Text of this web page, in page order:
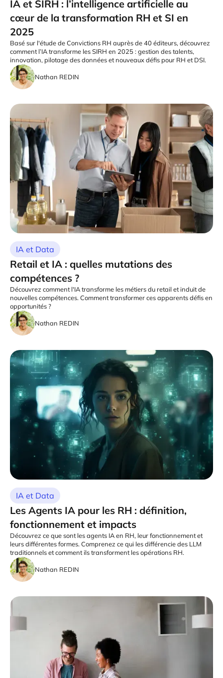
IA et SIRH : l’intelligence artificielle au
cœur de la transformation RH et SI en
2025
Basé sur l'étude de Convictions RH auprès de 40 éditeurs, découvrez
comment l’IA transforme les SIRH en 2025 : gestion des talents,
innovation, pilotage des données et nouveaux défis pour RH et DSI.
Nathan REDIN
IA et Data
Retail et IA : quelles mutations des
compétences ?
Découvrez comment l'IA transforme les métiers du retail et induit de
nouvelles compétences. Comment transformer ces apparents défis en
opportunités ?
Nathan REDIN
IA et Data
Les Agents IA pour les RH : définition,
fonctionnement et impacts
Découvrez ce que sont les agents IA en RH, leur fonctionnement et
leurs différentes formes. Comprenez ce qui les différencie des LLM
traditionnels et comment ils transforment les opérations RH.
Nathan REDIN